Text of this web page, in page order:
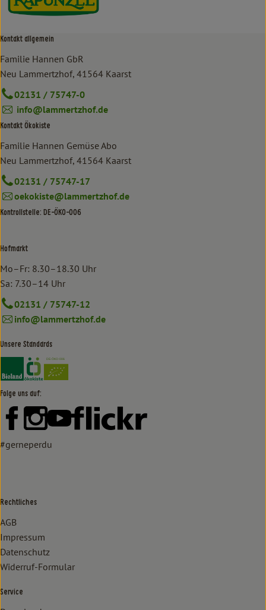
Kontakt allgemein
Familie Hannen GbR
Neu Lammertzhof, 41564 Kaarst
02131 / 75747-0
info@lammertzhof.de
Kontakt Ökokiste
Familie Hannen Gemüse Abo
Neu Lammertzhof, 41564 Kaarst
02131 / 75747-17
oekokiste@lammertzhof.de
Kontrollstelle: DE-ÖKO-006
Hofmarkt
Mo–Fr: 8.30–18.30 Uhr
Sa: 7.30–14 Uhr
02131 / 75747-12
info@lammertzhof.de
Unsere Standards
Externer Link zu https://www.bioland.de/verbraucher
Externer Link zu https://www.oekokiste.de/
Folge uns auf:
Externer Link zu https://www.facebook.com/lammertzhof/
Externer Link zu https://www.instagram.com/
Externer Link zu https://www.youtube.com/
Externer Link zu https://
#gerneperdu
Rechtliches
AGB
Impressum
Datenschutz
Widerruf-Formular
Service